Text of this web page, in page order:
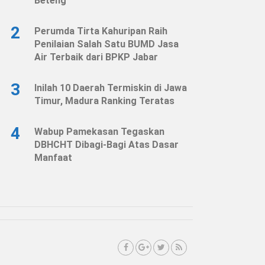
2
Perumda Tirta Kahuripan Raih
Penilaian Salah Satu BUMD Jasa
Air Terbaik dari BPKP Jabar
3
Inilah 10 Daerah Termiskin di Jawa
Timur, Madura Ranking Teratas
4
Wabup Pamekasan Tegaskan
DBHCHT Dibagi-Bagi Atas Dasar
Manfaat